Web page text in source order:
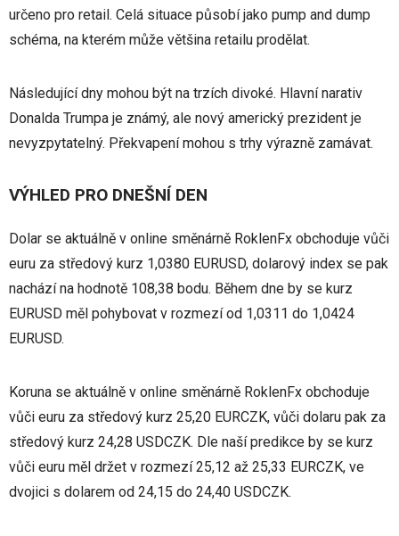
určeno pro retail. Celá situace působí jako pump and dump
schéma, na kterém může většina retailu prodělat.
Následující dny mohou být na trzích divoké. Hlavní narativ
Donalda Trumpa je známý, ale nový americký prezident je
nevyzpytatelný. Překvapení mohou s trhy výrazně zamávat.
VÝHLED PRO DNEŠNÍ DEN
Dolar se aktuálně v online směnárně RoklenFx obchoduje vůči
euru za středový kurz 1,0380 EURUSD, dolarový index se pak
nachází na hodnotě 108,38 bodu. Během dne by se kurz
EURUSD měl pohybovat v rozmezí od 1,0311 do 1,0424
EURUSD.
Koruna se aktuálně v online směnárně RoklenFx obchoduje
vůči euru za středový kurz 25,20 EURCZK, vůči dolaru pak za
středový kurz 24,28 USDCZK. Dle naší predikce by se kurz
vůči euru měl držet v rozmezí 25,12 až 25,33 EURCZK, ve
dvojici s dolarem od 24,15 do 24,40 USDCZK.